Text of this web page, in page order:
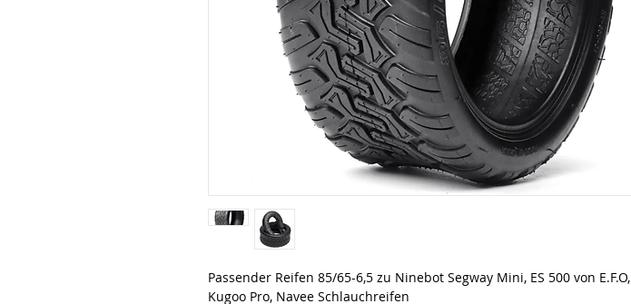
Passender Reifen 85/65-6,5 zu Ninebot Segway Mini, ES 500 von E.F.O,
Kugoo Pro, Navee Schlauchreifen